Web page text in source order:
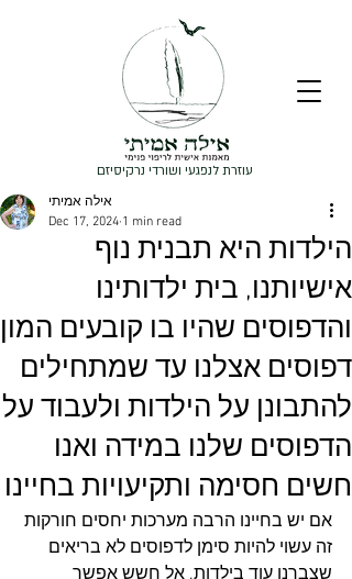
עוזרת לנפגעי ושורדי נרקיסיזם
הילדות היא תבנית נוף
אישיותנו, בית ילדותינו
והדפוסים שהיו בו קובעים המון
דפוסים אצלנו עד שמתחילים
להתבונן על הילדות ולעבוד על
הדפוסים שלנו במידה ואנו
חשים חסימה ותקיעויות בחיינו
אילה אמיתי
Dec 17, 2024 1 min read
אם יש בחיינו הרבה מערכות יחסים חורקות
זה עשוי להיות סימן לדפוסים לא בריאים
שצברנו עוד בילדות. אל חשש אפשר